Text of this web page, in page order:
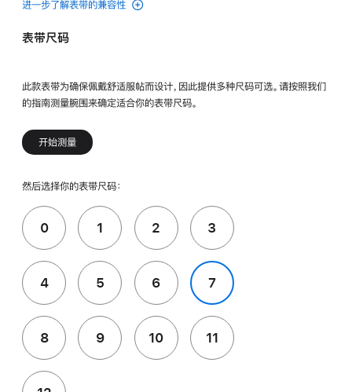
进一步了解表带的兼容性
表带尺码
此款表带为确保佩戴舒适服帖而设计，因此提供多种尺码可选。请按照我们
的指南测量腕围来确定适合你的表带尺码。
开始测量
然后选择你的表带尺码：
0 1 2 3
4 5 6 7
8 9 10 11